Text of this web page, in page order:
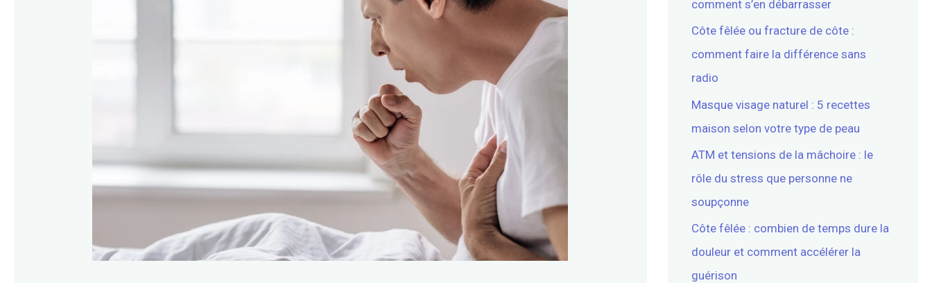
comment s’en débarrasser
Côte fêlée ou fracture de côte :
comment faire la différence sans
radio
Masque visage naturel : 5 recettes
maison selon votre type de peau
ATM et tensions de la mâchoire : le
rôle du stress que personne ne
soupçonne
Côte fêlée : combien de temps dure la
douleur et comment accélérer la
guérison